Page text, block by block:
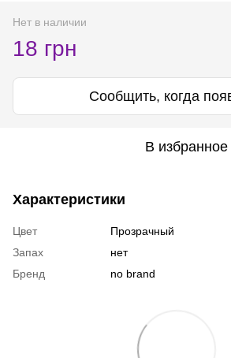
Нет в наличии
18 грн
Сообщить, когда
В избранное
Характеристики
Цвет
Прозрачный
Запах
нет
Бренд
no brand